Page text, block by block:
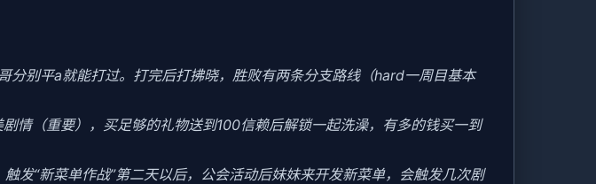
别平a就能打过。打完后打拂晓，胜败有两条分支路线（hard一周目基本
情（重要），买足够的礼物送到100信赖后解锁一起洗澡，有多的钱买一到
发“新菜单作战”第二天以后，公会活动后妹妹来开发新菜单，会触发几次剧